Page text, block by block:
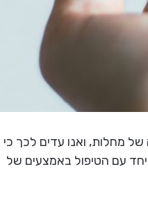
של מחלות, ואנו עדים לכך כי
עם הטיפול באמצעים של